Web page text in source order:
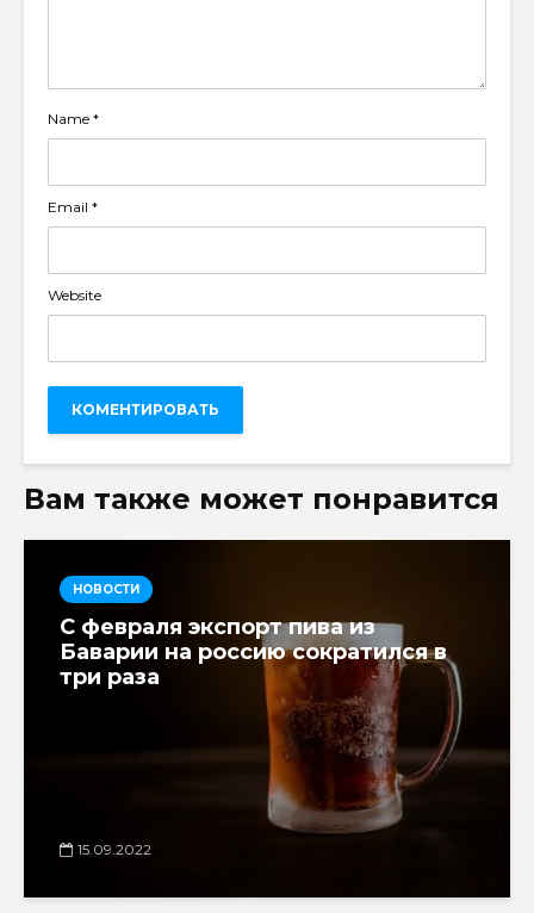
Name *
Email *
Website
Вам также может понравится
НОВОСТИ
С февраля экспорт пива из
Баварии на россию сократился в
три раза
15.09.2022